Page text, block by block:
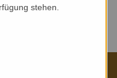
stehen.